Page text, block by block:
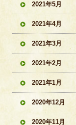
2021年5月
2021年4月
2021年3月
2021年2月
2021年1月
2020年12月
2020年11月